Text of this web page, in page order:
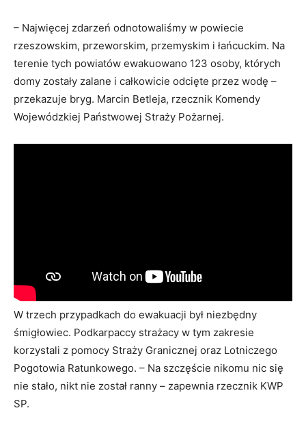
– Najwięcej zdarzeń odnotowaliśmy w powiecie
rzeszowskim, przeworskim, przemyskim i łańcuckim. Na
terenie tych powiatów ewakuowano 123 osoby, których
domy zostały zalane i całkowicie odcięte przez wodę –
przekazuje bryg. Marcin Betleja, rzecznik Komendy
Wojewódzkiej Państwowej Straży Pożarnej.
W trzech przypadkach do ewakuacji był niezbędny
śmigłowiec. Podkarpaccy strażacy w tym zakresie
korzystali z pomocy Straży Granicznej oraz Lotniczego
Pogotowia Ratunkowego. – Na szczęście nikomu nic się
nie stało, nikt nie został ranny – zapewnia rzecznik KWP
SP.